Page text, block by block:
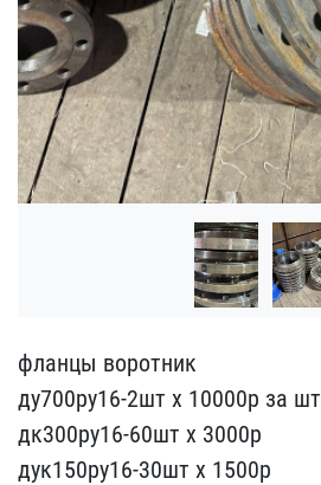
фланцы воротник
ду700ру1​6-2шт х 10000р за шт
дк3​00ру16-60шт х 3000р
дук1​50ру16-30шт х 1500р